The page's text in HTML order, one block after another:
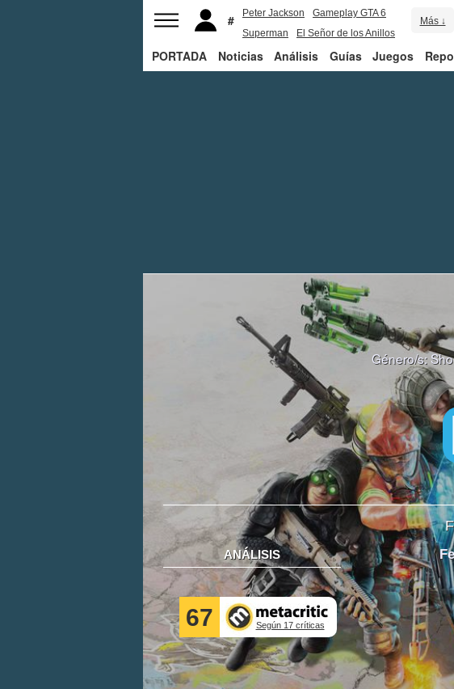
Peter Jackson
Gameplay GTA 6
Superman
El Señor de los Anillos
Más ↓
PORTADA Noticias Análisis Guías Juegos
Género/s:
ANÁLISIS
67 Según 17 críticas